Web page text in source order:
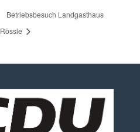
Betriebsbesuch Landgasthaus
Rössle